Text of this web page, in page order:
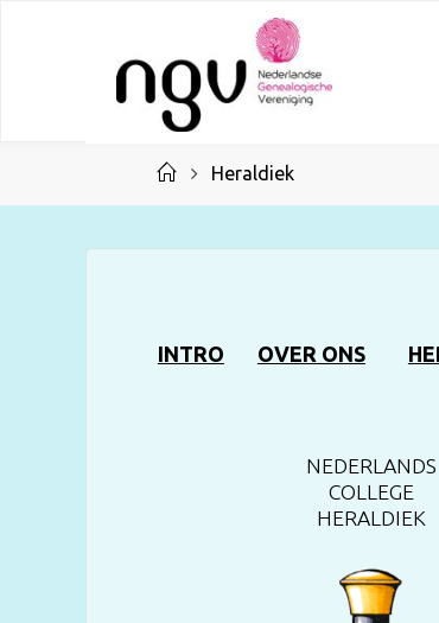
HomeHeraldiek
INTRO OVER ONS
NEDERLANDS
COLLEGE
HERALDIEK